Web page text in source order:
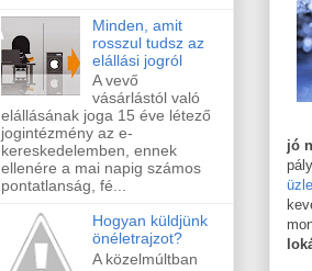
jó
Minden, amit
rosszul tudsz az
elállási jogról
A vevő
vásárlástól való
elállásának joga 15 éve létező
jogintézmény az e-
kereskedelemben, ennek
ellenére a mai napig számos
pontatlanság, fé...
Hogyan küldjünk
önéletrajzot?
A közelmúltban